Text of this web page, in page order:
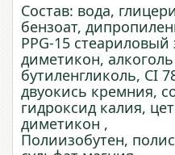
Состав: вода,
бензоат,
PPG-15
диметикон,
бутиленгликоль, CI
двуокись кремния,
гидроксид калия,
диметикон ,
Полиизобутен,